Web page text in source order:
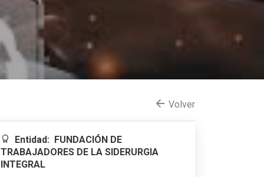
Volver
Entidad: FUNDACIÓN DE
TRABAJADORES DE LA SIDERURGIA
INTEGRAL